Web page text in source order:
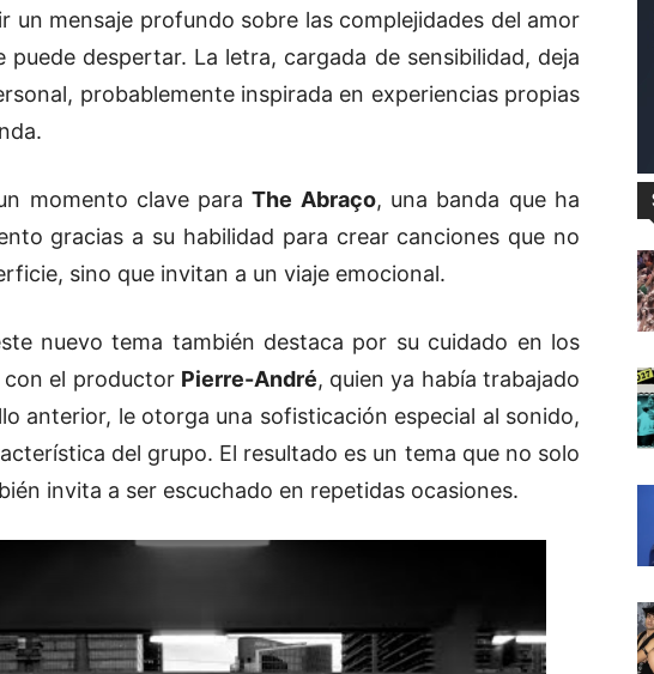
un mensaje profundo sobre las complejidades del amor
puede despertar. La letra, cargada de sensibilidad, deja
probablemente inspirada en experiencias propias
momento clave paraThe Abraço, una banda que ha
gracias a su habilidad para crear canciones que no
sino que invitan a un viaje emocional.
nuevo tema también destaca por su cuidado en los
con el productor Pierre-André, quien ya había trabajado
anterior, le otorga una sofisticación especial al sonido,
del grupo. El resultado es un tema que no solo
invita a ser escuchado en repetidas ocasiones.